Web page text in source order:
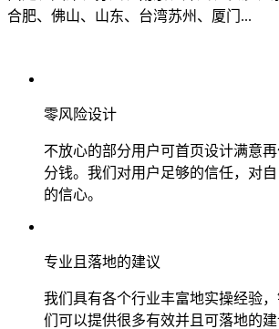
合肥、佛山、山东、台湾苏州、厦门...
零风险设计
不放心的部分用户可首页设计满意
分钱。我们对用户足够的信任，对
的信心。
专业且落地的建议
我们具有各个行业丰富地实操经验
们可以提供很多有效并且可落地的